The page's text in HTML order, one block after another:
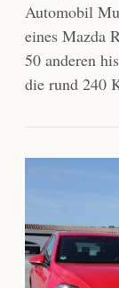
Automobil
eines Mazda
50 anderen
die rund 240